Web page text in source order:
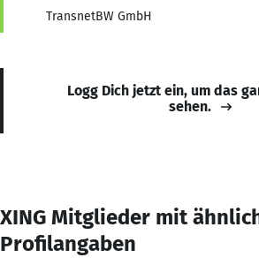
TransnetBW GmbH
Logg Dich jetzt ein, um das
sehen.
XING Mitglieder mit
Profilangaben